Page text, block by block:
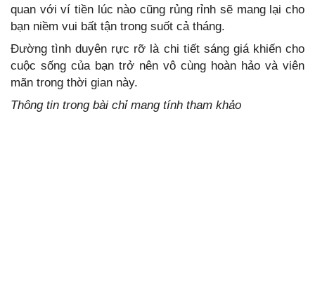
quan với ví tiền lúc nào cũng rủng rỉnh sẽ mang lại cho
bạn niềm vui bất tận trong suốt cả tháng.
Đường tình duyên rực rỡ là chi tiết sáng giá khiến cho
cuộc sống của bạn trở nên vô cùng hoàn hảo và viên
mãn trong thời gian này.
Thông tin trong bài chỉ mang tính tham khảo